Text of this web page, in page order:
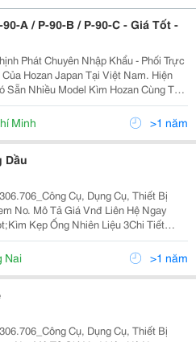
A / P-90-B / P-90-C - Giá Tốt -
Phát Chuyên Nhập Khẩu - Phối Trực
Hozan Japan Tại Việt Nam. Hiện
Sẵn Nhiều Model Kìm Hozan Cùng Tool
Duy Nhất Cung Cấp Sản Phẩm V
Minh >1 năm
Dầu
Cụ, Dụng Cụ, Thiết Bị
Jday0119 Ø 6~19 Mm
~ 3/4&Quot;&Quot;) Jday0132 Ø
Nai >1 năm
Cụ, Dụng Cụ, Thiết Bị